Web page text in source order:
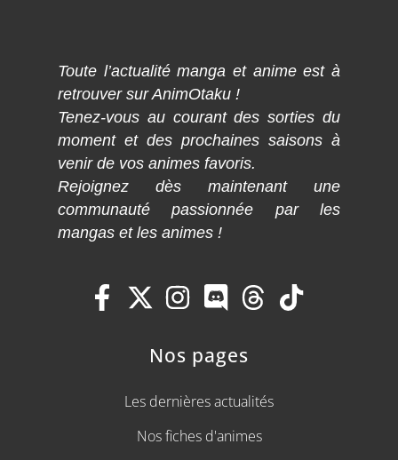
Toute l’actualité manga et anime est à
retrouver sur AnimOtaku !
Tenez-vous au courant des sorties du
moment et des prochaines saisons à
venir de vos animes favoris.
Rejoignez dès maintenant une
communauté passionnée par les
mangas et les animes !
Nos pages
Les dernières actualités
Nos fiches d'animes